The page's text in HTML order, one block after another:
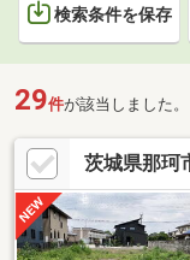
検索条件を保存
29件が該当しました。
茨城県那珂